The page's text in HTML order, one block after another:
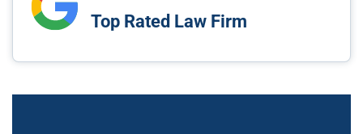
Top Rated Law Firm